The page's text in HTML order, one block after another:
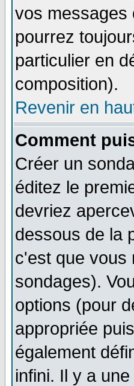
vos messages
pourrez
particulier en
composition).
Revenir en
Comment
Créer un
éditez le
devriez
dessous de la
c'est que vous
sondages).
options (pour
appropriée
également
infini. Il y a